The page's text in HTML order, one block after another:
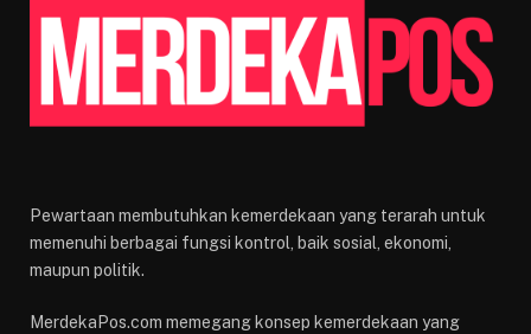
Pewartaan membutuhkan kemerdekaan yang terarah untuk
memenuhi berbagai fungsi kontrol, baik sosial, ekonomi,
maupun politik.
MerdekaPos.com memegang konsep kemerdekaan yang